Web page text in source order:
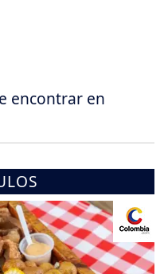
encontrar en